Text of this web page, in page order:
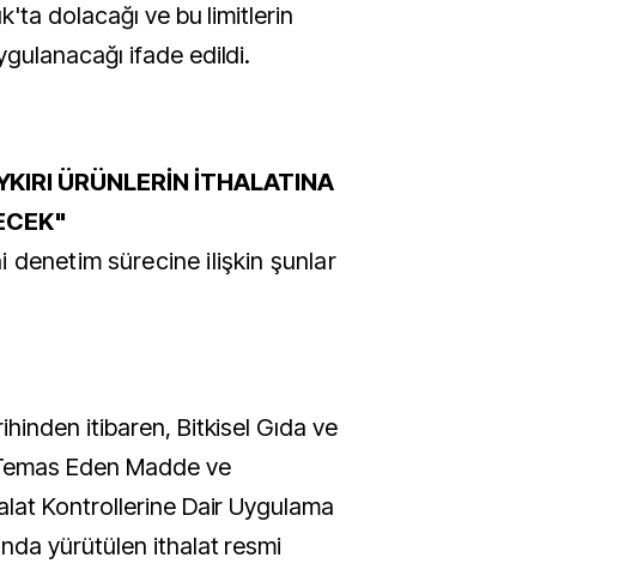
dolacağı ve bu limitlerin
ifade edildi.
ÜRÜNLERİN İTHALATINA
denetim sürecine ilişkin şunlar
itibaren, Bitkisel Gıda ve
Eden Madde ve
Kontrollerine Dair Uygulama
yürütülen ithalat resmi